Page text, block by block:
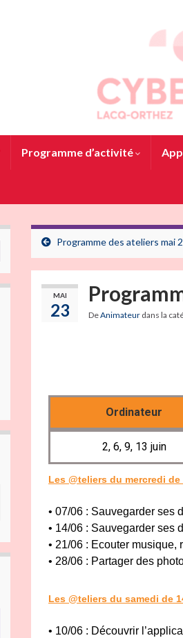
Programme d’activité
Programme des ateliers mai
MAI
23 DeAnimateur dans la
Ordinateur
2, 6, 9, 13 juin
Les @teliers du mercredi de
• 07/06 : Sauvegarder ses
• 14/06 : Sauvegarder ses
• 21/06 : Ecouter
• 28/06 : Partager des
Les @teliers du samedi de
• 10/06 : Découvrir